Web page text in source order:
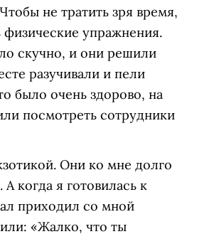
не тратить зря время,
упражнения.
скучно, и они решили
разучивали и пели
было очень здорово, на
посмотреть сотрудники
Они ко мне долго
когда я готовилась к
приходил со мной
«Жалко, что ты